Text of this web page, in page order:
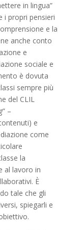
in lingua”
i propri pensieri
e la
anche conto
e
sociale e
è dovuta
sempre più
del CLIL
” –
e
come
la
al lavoro in
È
tale che gli
spiegarli e